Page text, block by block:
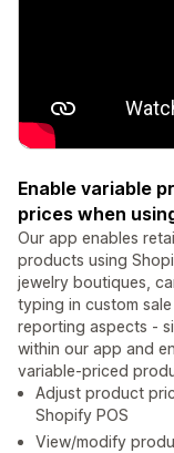
Enable variable
prices when
Our app enables
products using
jewelry boutiques,
typing in custom
reporting aspects -
within our app and
variable-priced
Adjust product
Shopify POS
View/modify